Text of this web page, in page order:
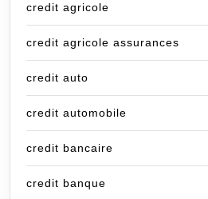
credit agricole
credit agricole assurances
credit auto
credit automobile
credit bancaire
credit banque